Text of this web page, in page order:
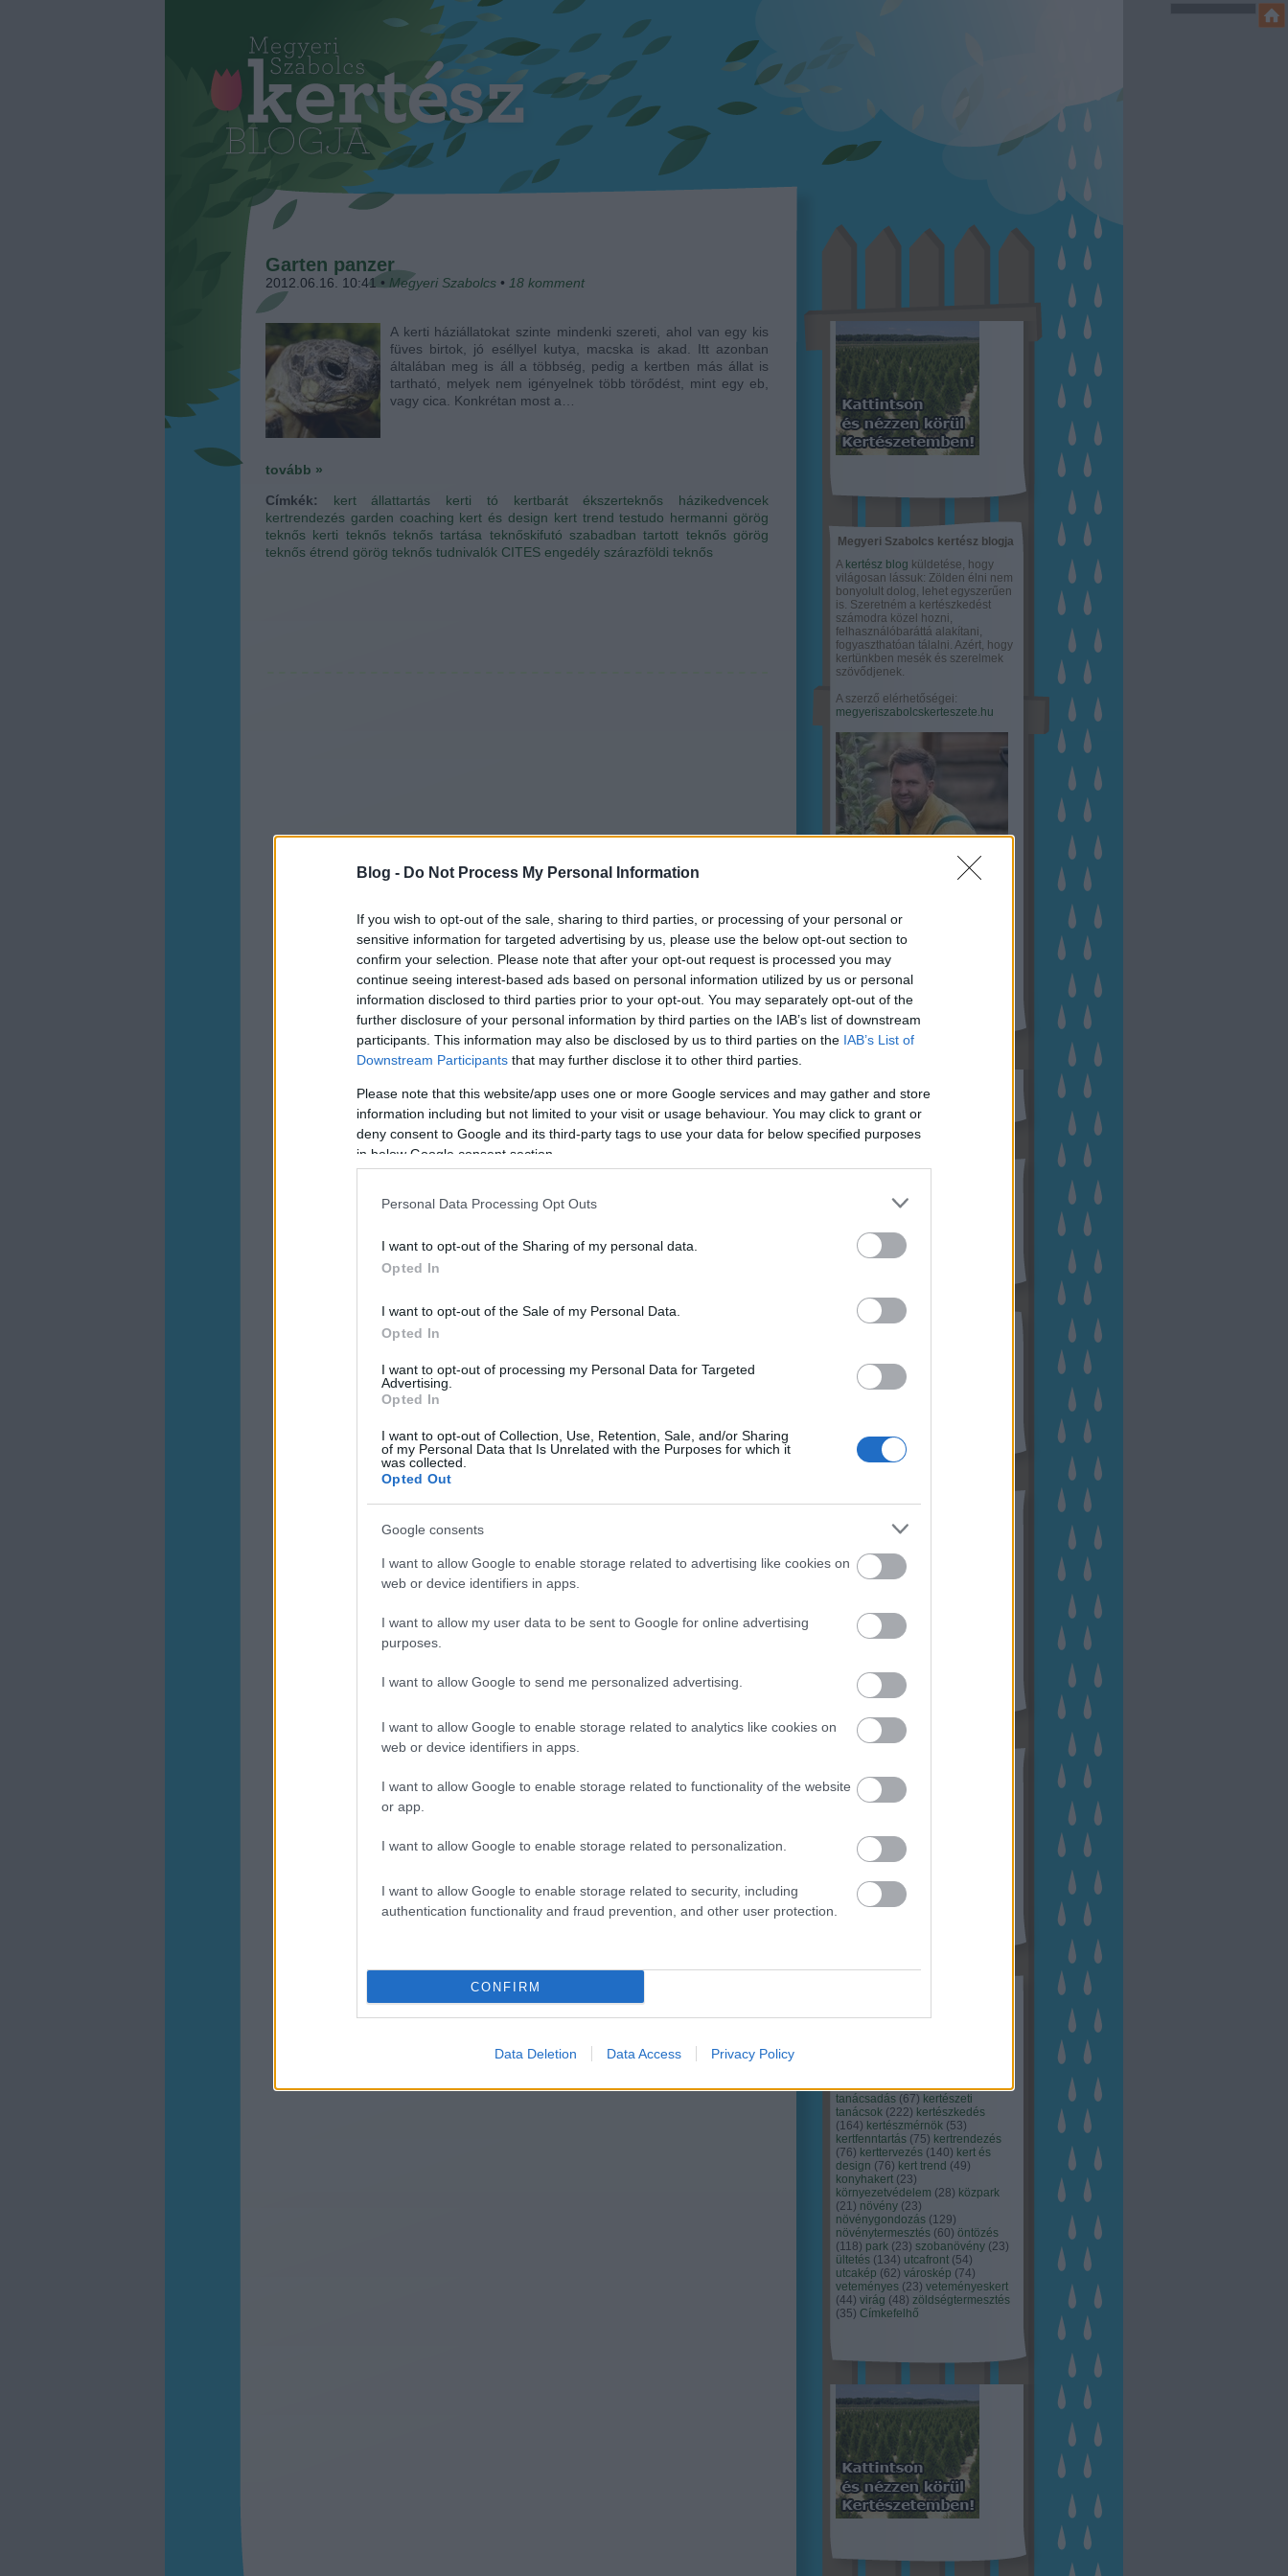
Blog - Do Not Process My Personal Information
If you wish to opt-out of the sale, sharing to third parties, or processing of your personal or
sensitive information for targeted advertising by us, please use the below opt-out section to
confirm your selection. Please note that after your opt-out request is processed you may
continue seeing interest-based ads based on personal information utilized by us or personal
information disclosed to third parties prior to your opt-out. You may separately opt-out of the
further disclosure of your personal information by third parties on the IAB’s list of downstream
participants. This information may also be disclosed by us to third parties on the IAB’s List of
Downstream Participants that may further disclose it to other third parties.
Please note that this website/app uses one or more Google services and may gather and store
information including but not limited to your visit or usage behaviour. You may click to grant or
deny consent to Google and its third-party tags to use your data for below specified purposes
in below Google consent section.
Personal Data Processing Opt Outs
I want to opt-out of the Sharing of my personal data.
Opted In
I want to opt-out of the Sale of my Personal Data.
Opted In
I want to opt-out of processing my Personal Data for Targeted
Advertising.
Opted In
I want to opt-out of Collection, Use, Retention, Sale, and/or Sharing
of my Personal Data that Is Unrelated with the Purposes for which it
was collected.
Opted Out
Google consents
I want to allow Google to enable storage related to advertising like cookies on
web or device identifiers in apps.
I want to allow my user data to be sent to Google for online advertising
purposes.
I want to allow Google to send me personalized advertising.
I want to allow Google to enable storage related to analytics like cookies on
web or device identifiers in apps.
I want to allow Google to enable storage related to functionality of the website
or app.
I want to allow Google to enable storage related to personalization.
I want to allow Google to enable storage related to security, including
authentication functionality and fraud prevention, and other user protection.
CONFIRM
Data Deletion Data Access Privacy Policy
Garten panzer
2012.06.16. 10:41 • Megyeri Szabolcs • 18 komment
A kerti háziállatokat szinte mindenki szereti, ahol van egy kis
füves birtok, jó eséllyel kutya, macska is akad. Itt azonban
általában meg is áll a többség, pedig a kertben más állat is
tartható, melyek nem igényelnek több törődést, mint egy eb,
vagy cica. Konkrétan most a…
tovább »
Címkék: kert állattartás kerti tó kertbarát ékszerteknős
házikedvencek
kertrendezés garden coaching kert és design kert trend testudo hermanni görög
teknős kerti teknős teknős tartása teknőskifutó szabadban tartott teknős görög
teknős étrend görög teknős tudnivalók CITES engedély szárazföldi teknős
Megyeri Szabolcs kertész blogja
A kertész blog küldetése, hogy
világosan lássuk: Zölden élni nem
bonyolult dolog, lehet egyszerűen
is. Szeretném a kertészkedést
számodra közel hozni,
felhasználóbaráttá alakítani,
fogyaszthatóan tálalni. Azért, hogy
kertünkben mesék és szerelmek
szövődjenek.
A szerző elérhetőségei:
megyeriszabolcskerteszete.hu
Kertészete
Hírlevél feliratkozás
Archívum
2022 november
2022 szeptember
2022 augusztus
2022 április (
2021 december
2021 október
Budapest (45) dísznövény
(126) kertészet (118) kertészeti
tanácsadás (67) kertészeti
tanácsok (222) kertészkedés
(164) kertészmérnök (53)
kertfenntartás (75) kertrendezés
(76) kerttervezés (140) kert és
design (76) kert trend (49)
konyhakert (23)
környezetvédelem (28) közpark
(21) növény (23)
növénygondozás (129)
növénytermesztés (60) öntözés
(118) park (23) szobanövény (23)
ültetés (134) utcafront (54)
utcakép (62) városkép (74)
veteményes (23) veteményeskert
(44) virág (48) zöldségtermesztés
(35) Címkefelhő